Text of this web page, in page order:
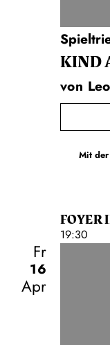
KIND
von
Mit
FOYER
19:30
Fr
16
Apr